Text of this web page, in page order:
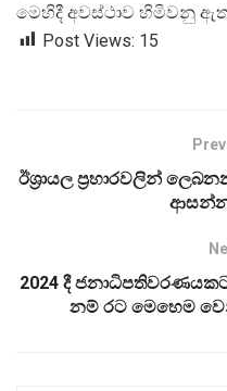
මෙහිදී අවස්ථාව හිමිවනු
Post Views: 15
ඊශ්‍රායල ප්‍රහාරවලින්
2024 දී
නම් රට මෙහෙම